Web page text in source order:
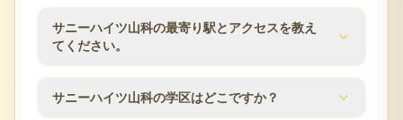
所有権です。分譲会社は大同建設、施工会社は伊西
組、管理会社は和光建物総合管理、管理方式は日勤
です。査定時にはこれらの建物条件と管理状況を確
認します。
サニーハイツ山科の分譲時の公表値では、専有面積
は53.07m²〜64.35m²です。同じマンション内でも住
戸の条件をもとに査定します。
サニーハイツ山科の最寄り駅とアクセスを教え
てください。
サニーハイツ山科の交通アクセスは京都市営地下鉄
東西線／東野駅 徒歩1分 JR東海道本線／山科駅 徒歩
サニーハイツ山科の学区はどこですか？